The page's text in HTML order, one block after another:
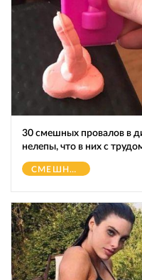
30 смешных провалов в
нелепы, что в них с
СМЕШНОЕ